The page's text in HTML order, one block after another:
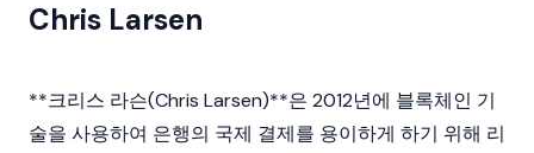
Chris Larsen
**크리스 라슨(Chris Larsen)**은 2012년에 블록체인 기
술을 사용하여 은행의 국제 결제를 용이하게 하기 위해 리